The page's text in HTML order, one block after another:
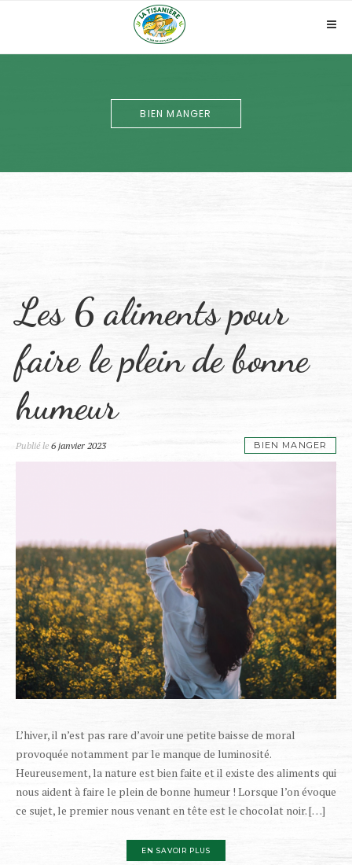
BIEN MANGER
Les 6 aliments pour
faire le plein de bonne
humeur
Publié le 6 janvier 2023 BIEN MANGER
L’hiver, il n’est pas rare d’avoir une petite baisse de moral
provoquée notamment par le manque de luminosité.
Heureusement, la nature est bien faite et il existe des aliments qui
nous aident à faire le plein de bonne humeur ! Lorsque l’on évoque
ce sujet, le premier nous venant en tête est le chocolat noir. […]
EN SAVOIR PLUS